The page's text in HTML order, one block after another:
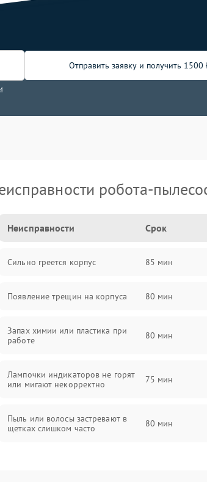
Отправить заявку и получить 1500
робота-
Неисправности Срок
Сильно греется корпус 85 мин
Появление трещин на корпуса 80 мин
Запах химии или пластика при
работе
80 мин
Лампочки индикаторов не горят
или мигают некорректно
75 мин
Пыль или волосы застревают в
щетках слишком часто
80 мин